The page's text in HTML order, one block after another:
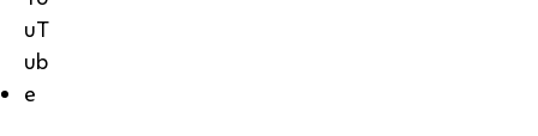
uT
ub
e